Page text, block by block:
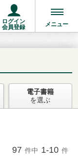
ログイン
会員登録
メニュー
電子書籍
を選ぶ
97 件中 1-10 件